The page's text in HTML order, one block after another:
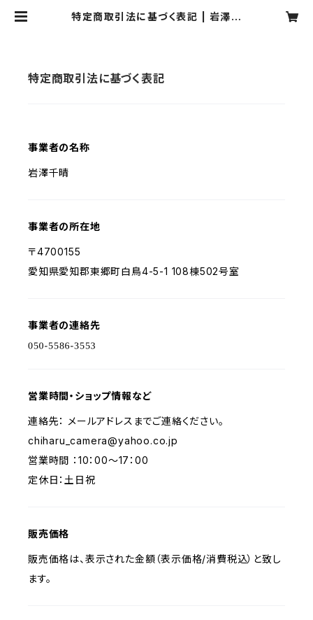
特定商取引法に基づく表記 | 岩澤一
特定商取引法に基づく表記
事業者の名称
岩澤千晴
事業者の所在地
〒4700155
愛知県愛知郡東郷町白鳥4-5-1 108棟502号室
事業者の連絡先
営業時間・ショップ情報など
連絡先： メールアドレスまでご連絡ください。
chiharu_camera@yahoo.co.jp
営業時間 ：10：00～17：00
定休日：土日祝
販売価格
販売価格は、表示された金額（表示価格/消費税込）と致し
ます。